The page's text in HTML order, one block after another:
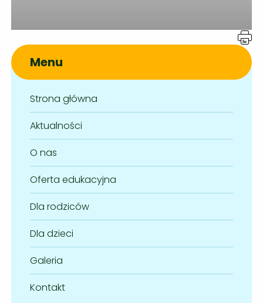
Menu
Strona główna
Aktualności
O nas
Oferta edukacyjna
Dla rodziców
Dla dzieci
Galeria
Kontakt